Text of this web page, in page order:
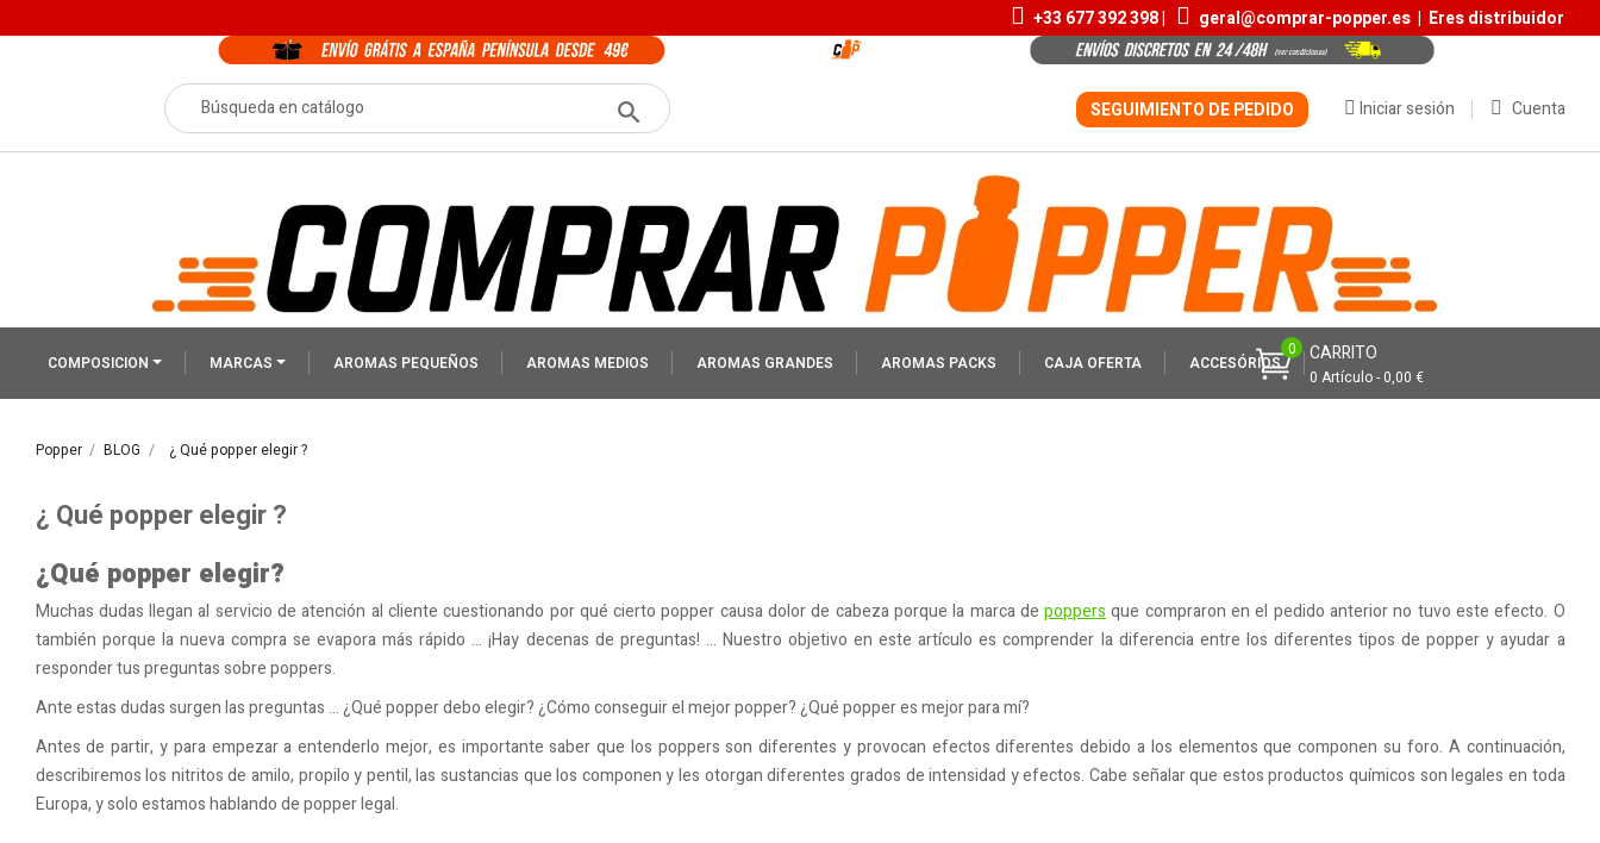
+33 677 392 398 | geral@comprar-popper.es | Eres distribuidor
Cuenta
Iniciar sesión
SEGUIMIENTO DE PEDIDO
CARRITO
0 Artículo - 0,00 €
0
COMPOSICION MARCAS AROMAS PEQUEÑOS AROMAS MEDIOS AROMAS GRANDES AROMAS PACKS CAJA OFERTA ACCESÓRIOS
Popper BLOG ¿ Qué popper elegir ?
¿ Qué popper elegir ?
¿Qué popper elegir?
Muchas dudas llegan al servicio de atención al cliente cuestionando por qué cierto popper causa dolor de cabeza porque la marca depoppers que compraron en el pedido anterior no tuvo este efecto. O
también porque la nueva compra se evapora más rápido ... ¡Hay decenas de preguntas! ... Nuestro objetivo en este artículo es comprender la diferencia entre los diferentes tipos de popper y ayudar a
responder tus preguntas sobre poppers.
Ante estas dudas surgen las preguntas ... ¿Qué popper debo elegir? ¿Cómo conseguir el mejor popper? ¿Qué popper es mejor para mí?
Antes de partir, y para empezar a entenderlo mejor, es importante saber que los poppers son diferentes y provocan efectos diferentes debido a los elementos que componen su foro. A continuación,
describiremos los nitritos de amilo, propilo y pentil, las sustancias que los componen y les otorgan diferentes grados de intensidad y efectos. Cabe señalar que estos productos químicos son legales en toda
Europa, y solo estamos hablando de popper legal.